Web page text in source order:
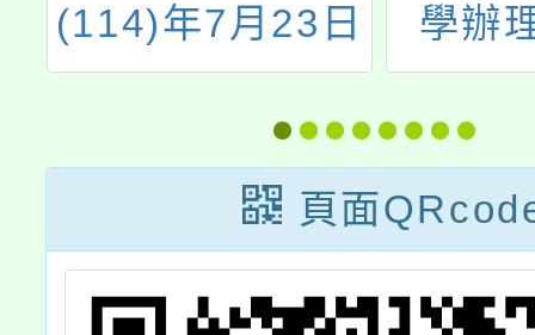
學辦理「113-
115年臺灣台語
卡通、動畫字幕
製作及配音工作
計畫」115年成
果播映會
度國
住民
援老
頁面